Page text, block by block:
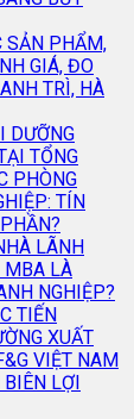
SẢN PHẨM,
GIÁ, ĐO
TRÌ, HÀ
DƯỠNG
TỔNG
PHÒNG
TÍN
LÃNH
MBA LÀ
NGHIỆP?
TIẾN
XUẤT
VIỆT NAM
LỢI